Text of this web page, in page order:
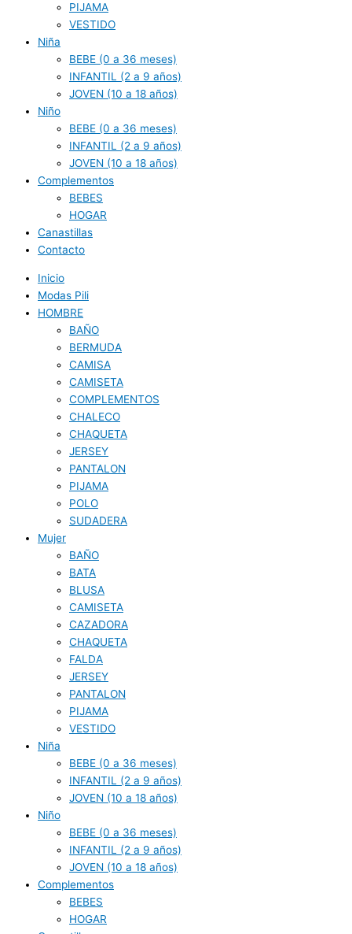
PIJAMA
VESTIDO
Niña
BEBE (0 a 36 meses)
INFANTIL (2 a 9 años)
JOVEN (10 a 18 años)
Niño
BEBE (0 a 36 meses)
INFANTIL (2 a 9 años)
JOVEN (10 a 18 años)
Complementos
BEBES
HOGAR
Canastillas
Contacto
Inicio
Modas Pili
HOMBRE
BAÑO
BERMUDA
CAMISA
CAMISETA
COMPLEMENTOS
CHALECO
CHAQUETA
JERSEY
PANTALON
PIJAMA
POLO
SUDADERA
Mujer
BAÑO
BATA
BLUSA
CAMISETA
CAZADORA
CHAQUETA
FALDA
JERSEY
PANTALON
PIJAMA
VESTIDO
Niña
BEBE (0 a 36 meses)
INFANTIL (2 a 9 años)
JOVEN (10 a 18 años)
Niño
BEBE (0 a 36 meses)
INFANTIL (2 a 9 años)
JOVEN (10 a 18 años)
Complementos
BEBES
HOGAR